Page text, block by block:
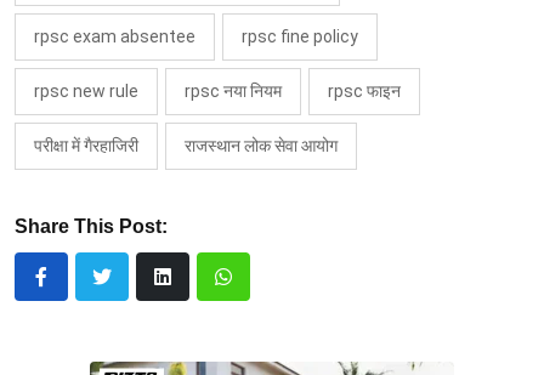
rpsc exam absentee rpsc fine policy
rpsc new rule rpsc नया नियम rpsc फाइन
परीक्षा में गैरहाजिरी राजस्थान लोक सेवा आयोग
Share This Post: